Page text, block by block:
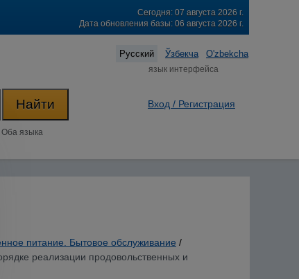
Сегодня: 07 августа 2026 г.
Дата обновления базы: 06 августа 2026 г.
Русский Ўзбекча O'zbekcha
язык интерфейса
Оба языка
Вход / Регистрация
питание. Бытовое обслуживание /
реализации продовольственных и